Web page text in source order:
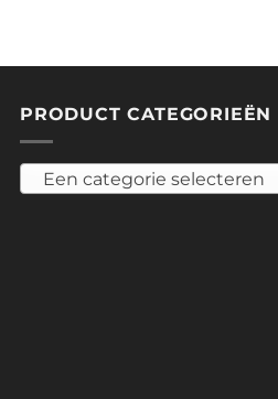
PRODUCT CATEGORIEËN
Een categorie selecteren